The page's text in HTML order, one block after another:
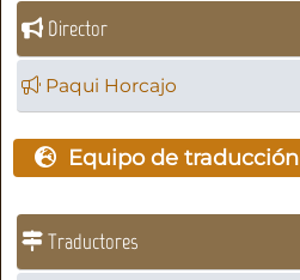
Director
Paqui Horcajo
Equipo de traducción
Traductores